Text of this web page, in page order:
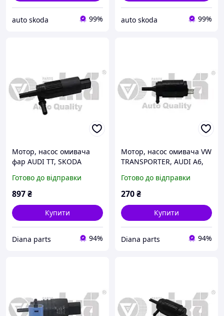
auto skoda 99% auto skoda 99%
Мотор, насос омивача
фар AUDI TT, SKODA
(99551043601)
Готово до відправки
897₴
Купити
Diana parts 94%
Мотор, насос омивача VW
TRANSPORTER, AUDI A6,
(99550561901)
Готово до відправки
270₴
Купити
Diana parts 94%